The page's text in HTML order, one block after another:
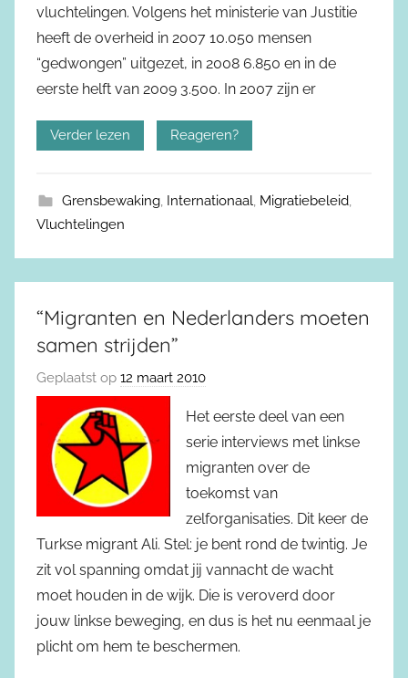
vluchtelingen. Volgens het ministerie van Justitie
heeft de overheid in 2007 10.050 mensen
“gedwongen” uitgezet, in 2008 6.850 en in de
eerste helft van 2009 3.500. In 2007 zijn er
Verder lezen Reageren?
Grensbewaking, Internationaal, Migratiebeleid,
Vluchtelingen
“Migranten en Nederlanders moeten
samen strijden”
Geplaatst op 12 maart 2010
Het eerste deel van een
serie interviews met linkse
migranten over de
toekomst van
zelforganisaties. Dit keer de
Turkse migrant Ali. Stel: je bent rond de twintig. Je
zit vol spanning omdat jij vannacht de wacht
moet houden in de wijk. Die is veroverd door
jouw linkse beweging, en dus is het nu eenmaal je
plicht om hem te beschermen.